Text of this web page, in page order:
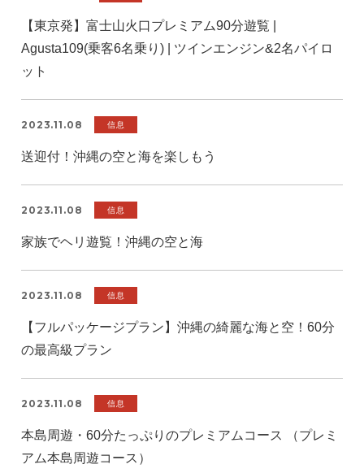
【東京発】富士山火口プレミアム90分遊覧 |
Agusta109(乗客6名乗り) | ツインエンジン&2名パイロ
ット
2023.11.08 信息
送迎付！沖縄の空と海を楽しもう
2023.11.08 信息
家族でヘリ遊覧！沖縄の空と海
2023.11.08 信息
【フルパッケージプラン】沖縄の綺麗な海と空！60分
の最高級プラン
2023.11.08 信息
本島周遊・60分たっぷりのプレミアムコース （プレミ
アム本島周遊コース）